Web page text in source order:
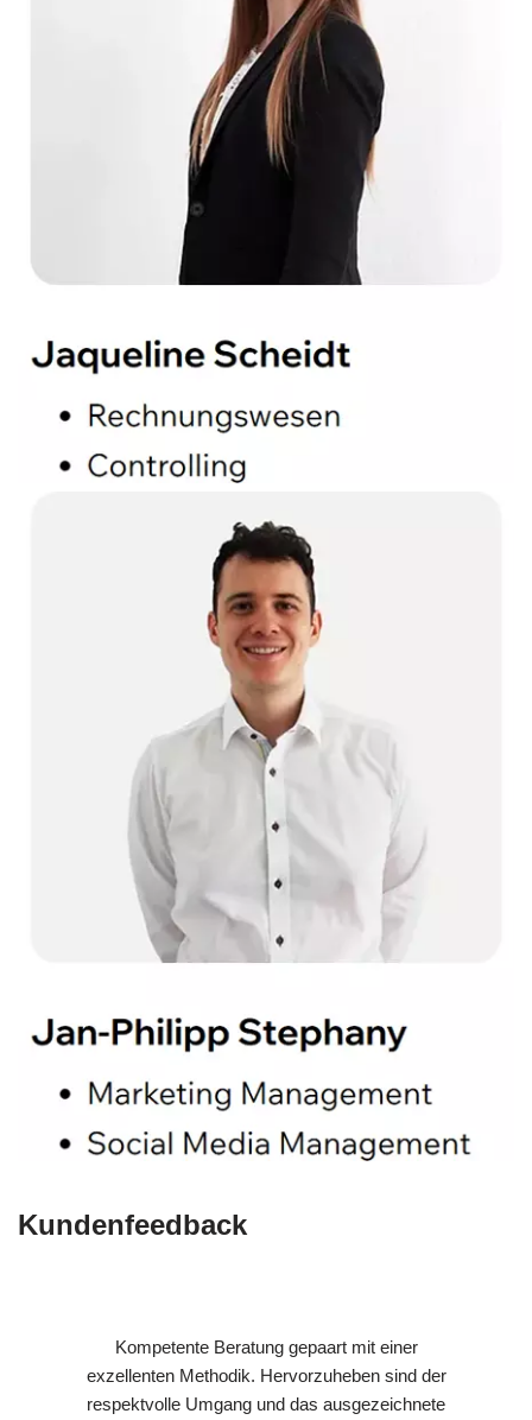
Kundenfeedback
Kompetente Beratung gepaart mit einer
exzellenten Methodik. Hervorzuheben sind der
respektvolle Umgang und das ausgezeichnete